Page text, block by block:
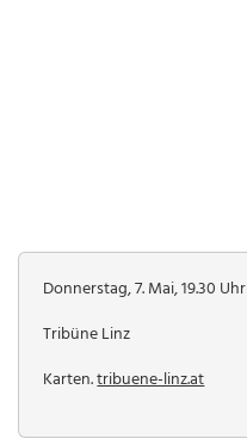
Donnerstag, 7. Mai, 19.30 Uhr
Tribüne Linz
Karten.tribuene-linz.at